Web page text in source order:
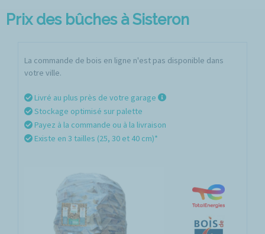
Prix des bûches à Sisteron
La commande de bois en ligne n'est pas disponible dans
votre ville.
Livré au plus près de votre garage
Stockage optimisé sur palette
Payez à la commande ou à la livraison
Existe en 3 tailles (25, 30 et 40 cm)*